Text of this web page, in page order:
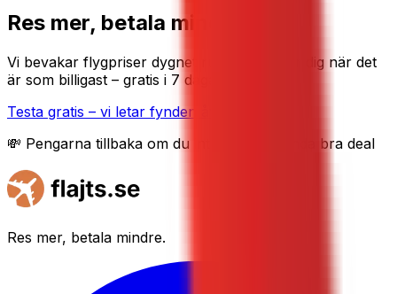
Res mer, betala mindre
Vi bevakar flygpriser dygnet runt och tipsar dig när det
är som billigast – gratis i 7 dagar.
Testa gratis – vi letar fynden åt dig
💸 Pengarna tillbaka om du inte hittar en enda bra deal
Res mer, betala mindre.